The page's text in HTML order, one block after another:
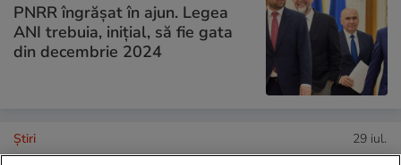
PNRR îngrășat în ajun. Legea
ANI trebuia, inițial, să fie gata
din decembrie 2024
Ştiri 29 iul.